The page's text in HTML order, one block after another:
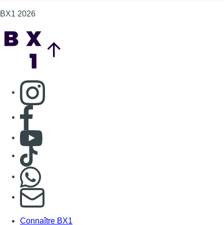
BX1 2026
Consulter page Instagram
Consulter page Facebook
Consulter Youtube
Consulter TikTok
S'abonner à notre newsletter
Connaître BX1